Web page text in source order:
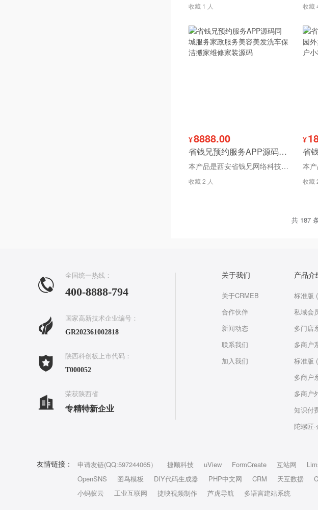
收藏 1 人 收藏
¥8888.00
省钱兄预约服务APP源码同城服务家政服务美容美发洗车保洁搬家维修家装源码
本产品是西安省钱兄网络科技有限公司独立研发的预约服务产品！承接二次订制开发！我们源码不加密！支持二次开发！本公司承诺所有源码均为开源！保证保障系统稳定！
收藏 2 人
¥
收藏
共 187
全国统一热线：
400-8888-794
国家高新技术企业编号：
GR202361002818
陕西科创板上市代码：
T000052
荣获陕西省
专精特新企业
关于我们
关于CRMEB
合作伙伴
新闻动态
联系我们
加入我们
产品介
标准版
私域会
多门店
多商户
标准版
多商户
多商户
知识付
陀螺匠
友情链接： 申请友链(QQ:597244065） 捷顺科技 uView FormCreate 互站网
OpenSNS
图鸟模板 DIY代码生成器 PHP中文网 CRM 天互数据
小蚂蚁云
工业互联网 捷映视频制作 芦虎导航 多语言建站系统